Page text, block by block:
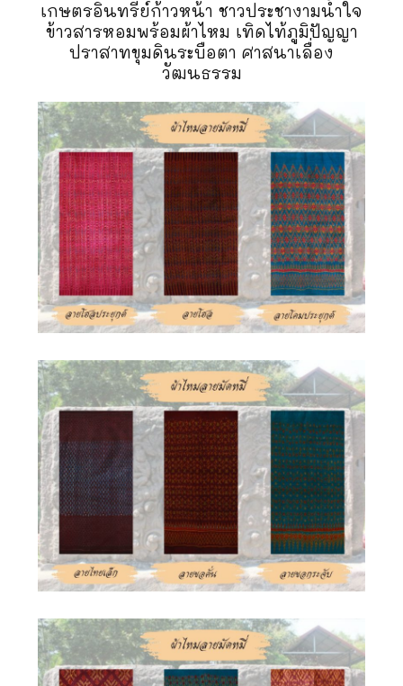
เกษตรอินทรีย์ก้าวหน้า ชาวประชางามน้ำใจ
ข้าวสารหอมพร้อมผ้าไหม เทิดไท้ภูมิปัญญา
ปราสาทขุมดินระบือตา ศาสนาเลื่อง
วัฒนธรรม